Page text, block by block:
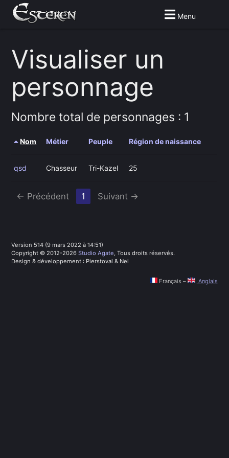
Menu
Visualiser un
personnage
Nombre total de personnages : 1
Nom Métier Peuple Région de naissance
qsd Chasseur Tri-Kazel 25
← Précédent 1 (Current
Suivant →
Version 514 (9 mars 2022 à 14:51)
Copyright © 2012-2026Studio Agate, Tous droits réservés.
Design & développement : Pierstoval & Nel
Français – Anglais